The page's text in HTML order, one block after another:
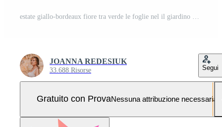
JOANNA REDESIUK
33.688 Risorse Segui
Gratuito con ProvaNessuna attribuzione necessaria